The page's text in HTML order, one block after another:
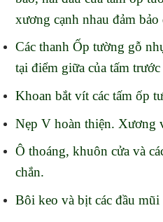
xương cạnh nhau đảm
Các thanh Ốp tường gỗ
tại điểm giữa của tấm
Khoan bắt vít các tấm ốp
Nẹp V hoàn thiện. Xương
Ô thoáng, khuôn cửa và
chắn.
Bôi keo và bịt các đầu